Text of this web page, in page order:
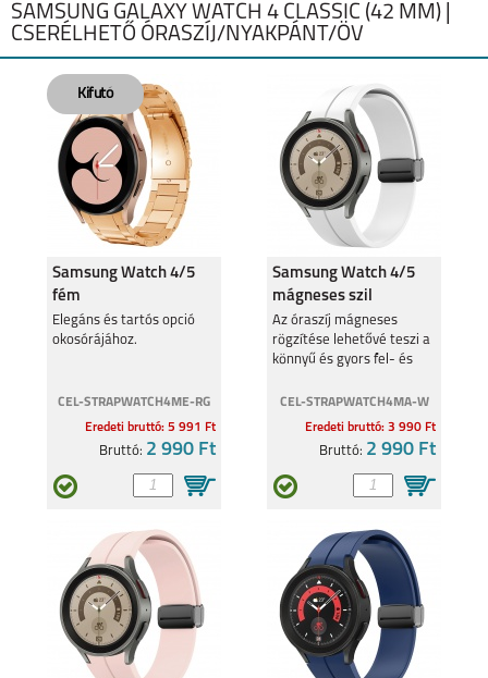
GARMIN FENIX 7X
GARMIN FENIX 7X
PRO
APPLE WATCH
SERIES 8, 41MM
APPLE WATCH
SERIES 8, 45MM
ULTRA 49MM
(2022) 40MM
APPLE WATCH SE
(2022) 44MM
SAMSUNG GALAXY
WATCH 5 PRO 45MM
SAMSUNG GALAXY WATCH 4 CLASSIC (42 MM) |
CSERÉLHETŐ ÓRASZÍJ/NYAKPÁNT/ÖV
Samsung Watch 4/5
fém
óraszíj,20mm,RoseG
Elegáns és tartós opció
okosórájához.
CEL-STRAPWATCH4ME-RG
Eredeti bruttó: 5 991 Ft
Bruttó: 2 990 Ft
Samsung Watch 4/5
mágneses szil
óraszíj,20mm,Fehér
Az óraszíj mágneses
rögzítése lehetővé teszi a
könnyű és gyors fel- és
CEL-STRAPWATCH4MA-W
Eredeti bruttó: 3 990 Ft
Bruttó: 2 990 Ft